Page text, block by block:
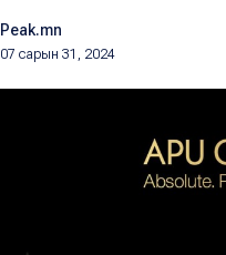
Peak.mn
07 сарын 31, 2024